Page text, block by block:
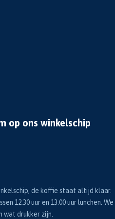
op ons winkelschip
de koffie staat altijd klaar.
12.30 uur en 13.00 uur lunchen. We
wat drukker zijn.